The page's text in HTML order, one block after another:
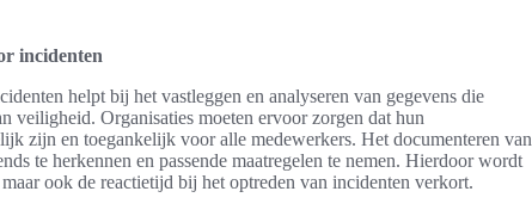
incidenten
helpt bij het vastleggen en analyseren van gegevens die
veiligheid. Organisaties moeten ervoor zorgen dat hun
zijn en toegankelijk voor alle medewerkers. Het documenteren van
te herkennen en passende maatregelen te nemen. Hierdoor wordt
ook de reactietijd bij het optreden van incidenten verkort.